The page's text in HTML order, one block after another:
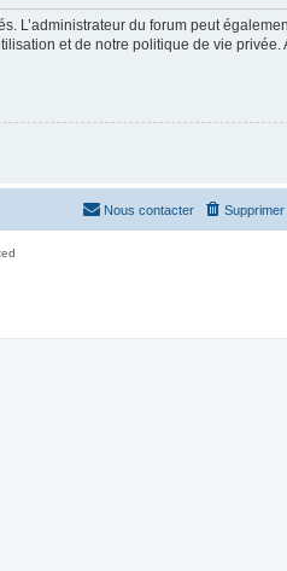
L’administrateur du forum peut
et de notre politique de vie
Nous contacter